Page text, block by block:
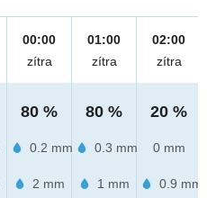
00:00
zítra
80 %
0.2 mm
2 mm
01:00
zítra
80 %
0.3 mm
1 mm
02:00
zítra
20 %
0 mm
0.9 mm